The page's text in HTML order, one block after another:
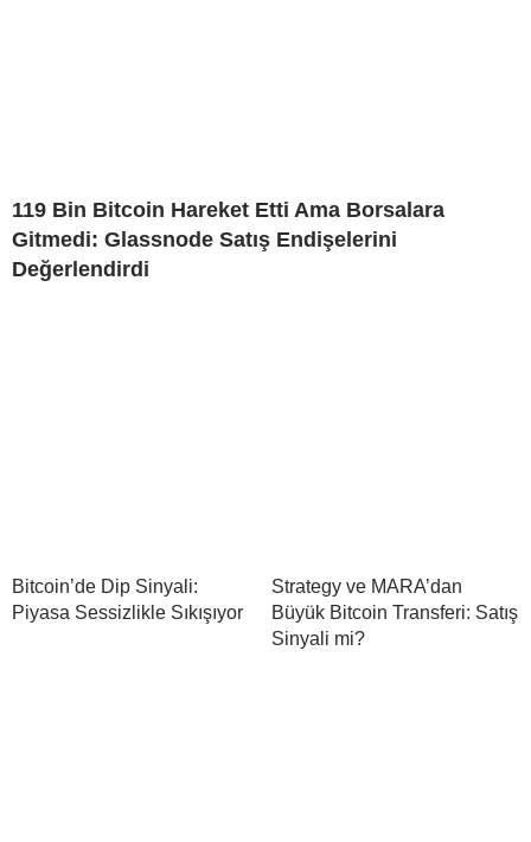
119 Bin Bitcoin Hareket Etti Ama Borsalara
Gitmedi: Glassnode Satış Endişelerini
Değerlendirdi
Bitcoin’de Dip Sinyali:
Piyasa Sessizlikle Sıkışıyor
Strategy ve MARA’dan
Büyük Bitcoin Transferi: Satış
Sinyali mi?